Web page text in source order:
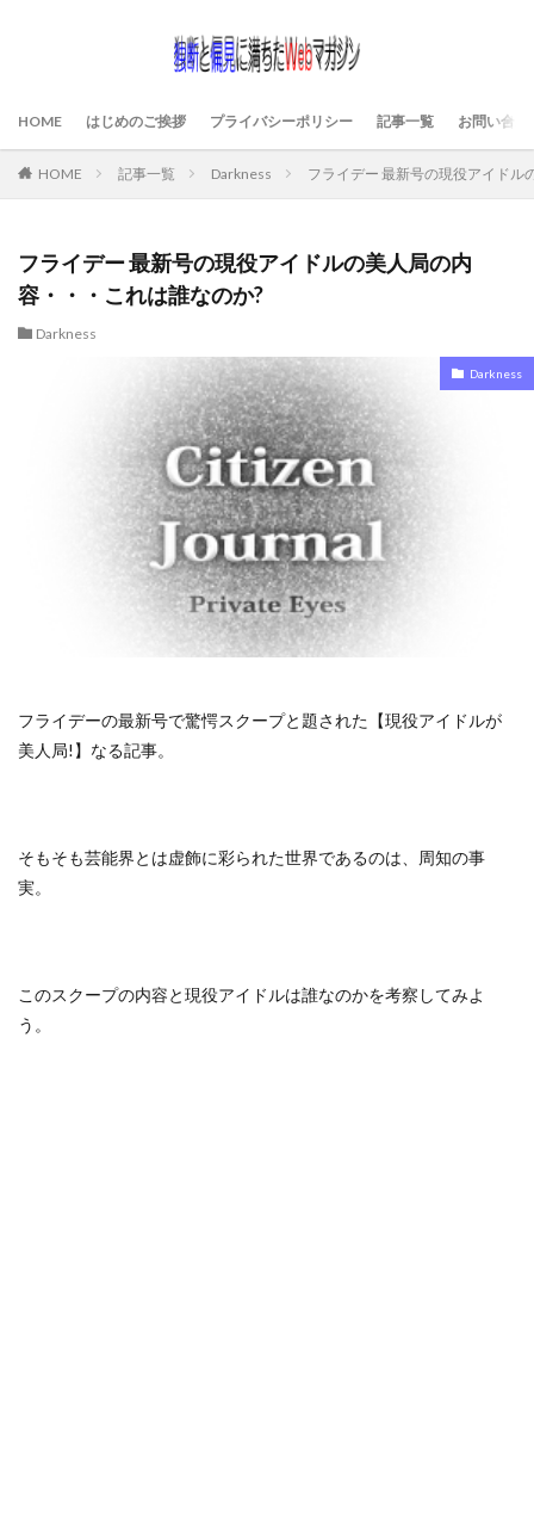
HOME はじめのご挨拶 プライバシーポリシー 記事一覧 お問い合わ
HOME 記事一覧 Darkness フライデー 最新号の現役アイドル
フライデー 最新号の現役アイドルの美人局の内
容・・・これは誰なのか?
Darkness
Darkness
フライデーの最新号で驚愕スクープと題された【現役アイドルが
美人局!】なる記事。
そもそも芸能界とは虚飾に彩られた世界であるのは、周知の事
実。
このスクープの内容と現役アイドルは誰なのかを考察してみよ
う。